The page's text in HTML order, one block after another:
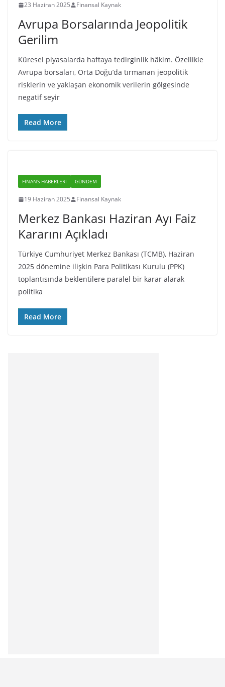
23 Haziran 2025 Finansal Kaynak
Avrupa Borsalarında Jeopolitik
Gerilim
Küresel piyasalarda haftaya tedirginlik hâkim. Özellikle
Avrupa borsaları, Orta Doğu’da tırmanan jeopolitik
risklerin ve yaklaşan ekonomik verilerin gölgesinde
negatif seyir
Read More
FINANS HABERLERI GÜNDEM
19 Haziran 2025 Finansal Kaynak
Merkez Bankası Haziran Ayı Faiz
Kararını Açıkladı
Türkiye Cumhuriyet Merkez Bankası (TCMB), Haziran
2025 dönemine ilişkin Para Politikası Kurulu (PPK)
toplantısında beklentilere paralel bir karar alarak
politika
Read More